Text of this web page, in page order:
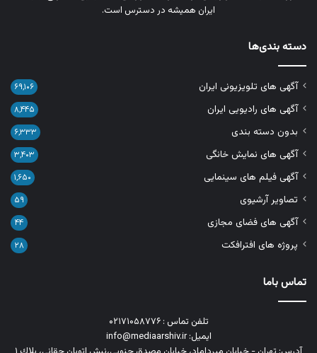
ایران همیشه در دسترس است.
دسته بندی‌ها
آگهی های تلویزیونی ایران ۶۹,۱۰۶
آگهی های رادیویی ایران ۸,۴۴۵
بدون دسته بندی ۶,۳۳۳
آگهی های نمایش خانگی ۳,۴۰۳
آگهی فیلم های سینمایی ۱,۶۵۰
تصاویر آرشیوی ۵۹
آگهی های فضای مجازی ۴۴
پروژه های افترافکت ۲۸
تماس باما
تلفن تماس : ۰۲۱۷۱۰۵۸۷۷۶
ایمیل: info@mediaarshiv.ir